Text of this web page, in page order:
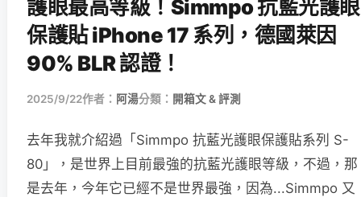
護眼最高等級！Simmpo 抗藍光護眼
保護貼 iPhone 17 系列，德國萊因
90% BLR 認證！
2025/9/22作者： 阿湯分類： 開箱文 & 評測
去年我就介紹過「Simmpo 抗藍光護眼保護貼系列 S-
80」，是世界上目前最強的抗藍光護眼等級，不過，那
是去年，今年它已經不是世界最強，因為...Simmpo 又